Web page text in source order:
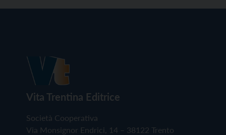
Vita Trentina Editrice
Società Cooperativa
Via Monsignor Endrici, 14 – 38122 Trento